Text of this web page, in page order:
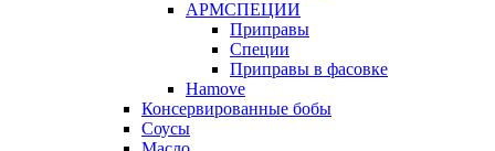
АРМСПЕЦИИ
Приправы
Специи
Приправы в фасовке
Hamove
Консервированные бобы
Соусы